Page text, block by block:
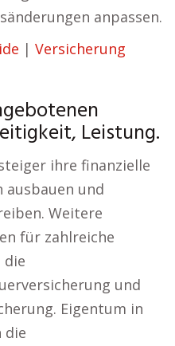
anpassen.
| Versicherung
Leistung.
ihre finanzielle
ausbauen und
Weitere
für zahlreiche
die
und
Eigentum in
die